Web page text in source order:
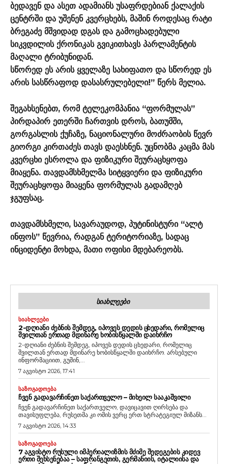
ბედავენ და ასეთ ადამიანს უსაფრდებიან ქალაქის
ცენტრში და უშენენ კვერცხებს, მაშინ როდესაც რატი
ბრეგაძე მშვიდად დგას და გამოცხადებული
სიკვდილის ქრონიკას გვიკითხავს პარლამენტის
მაღალი ტრიბუნიდან.
სწორედ ეს არის ყველაზე სახიფათო და სწორედ ეს
არის სასწრაფოდ დასასრულებელი!” წერს მელია.
შეგახსენებთ, რომ ტელეკომპანია “ფორმულას”
პირდაპირ ეთერში ჩართვის დროს, ბათუმში,
გორგასლის ქუჩაზე, ნაციონალური მოძრაობის წევრ
გიორგი კირთაძეს თავს დაესხნენ. უცნობმა კაცმა მას
კვერცხი ესროლა და ფიზიკური შეურაცხყოფა
მიაყენა. თავდამსხმელმა სიტყვიერი და ფიზიკური
შეურაცხყოფა მიაყენა ფორმულას გადამღებ
ჯგუფსაც.
თავდამსხმელი, სავარაუდოდ, პუტინისტური “ალტ
ინფოს” წევრია, რადგან ტერიტორიაზე, სადაც
ინციდენტი მოხდა, მათი ოფისი მდებარეობს.
ᲡᲘᲐᲮᲚᲔᲔᲑᲘ
ᲡᲘᲐᲮᲚᲔᲔᲑᲘ
2-ᲓᲦᲘᲐᲜᲘ ᲫᲔᲑᲜᲘᲡ ᲨᲔᲛᲓᲔᲒ, ᲘᲞᲝᲕᲔᲡ ᲓᲔᲓᲘᲡ ᲪᲮᲔᲓᲐᲠᲘ, ᲠᲝᲛᲔᲚᲘᲪ
ᲨᲕᲘᲚᲗᲐᲜ ᲔᲠᲗᲐᲓ ᲛᲓᲘᲜᲐᲠᲔ ᲮᲝᲑᲘᲡᲬᲧᲐᲚᲨᲘ ᲓᲐᲘᲮᲠᲩᲝ
2-დღიანი ძებნის შემდეგ, იპოვეს დედის ცხედარი, რომელიც
შვილთან ერთად მდინარე ხობისწყალში დაიხრჩო. არსებული
ინფორმაციით, გუშინ,...
7 აგვისტო 2026, 17:41
ᲡᲐᲖᲝᲒᲐᲓᲝᲔᲑᲐ
ᲩᲕᲔᲜ ᲒᲐᲓᲐᲕᲐᲠᲩᲘᲜᲔᲗ ᲡᲐᲥᲐᲠᲗᲕᲔᲚᲝ – ᲛᲘᲮᲔᲘᲚ ᲡᲐᲐᲙᲐᲨᲕᲘᲚᲘ
ჩვენ გადავარჩინეთ საქართველო, დავიცავით ღირსება და
თავისუფლება, რუსეთმა კი ომის ვერც ერთ სტრატეგიულ მიზანს...
7 აგვისტო 2026, 14:33
ᲡᲐᲖᲝᲒᲐᲓᲝᲔᲑᲐ
7 ᲐᲒᲕᲘᲡᲢᲝ ᲠᲣᲡᲣᲚᲘ ᲘᲛᲞᲔᲠᲘᲐᲚᲘᲖᲛᲘᲡ ᲛᲫᲘᲛᲔ ᲨᲔᲓᲔᲒᲔᲑᲘᲡ ᲙᲘᲓᲔᲕ
ᲔᲠᲗᲘ ᲨᲔᲮᲡᲔᲜᲔᲑᲐᲐ – ᲡᲐᲤᲠᲐᲜᲒᲔᲗᲘᲡ, ᲒᲔᲠᲛᲐᲜᲘᲘᲡ, ᲘᲢᲐᲚᲘᲘᲡᲐ ᲓᲐ